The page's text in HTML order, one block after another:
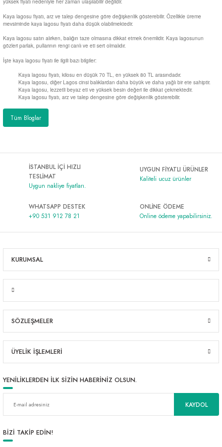
Kaya lagosu fiyatı, arz ve talep dengesine göre değişkenlik gösterebilir. Özellikle üreme
mevsiminde kaya lagosu fiyatı daha düşük olabilmektedir.
Kaya lagosu satın alırken, balığın taze olmasına dikkat etmek önemlidir. Kaya lagosunun
gözleri parlak, pullarının rengi canlı ve eti sert olmalıdır.
İşte kaya lagosu fiyatı ile ilgili bazı bilgiler:
Kaya lagosu fiyatı, kilosu en düşük 70 TL, en yüksek 80 TL arasındadır.
Kaya lagosu, diğer Lagos cinsi balıklardan daha büyük ve daha yağlı bir ete sahiptir.
Kaya lagosu, lezzetli beyaz eti ve yüksek besin değeri ile dikkat çekmektedir.
Kaya lagosu fiyatı, arz ve talep dengesine göre değişkenlik gösterebilir.
Tüm Bloglar
İSTANBUL İÇİ HIZLI
TESLİMAT
Uygun nakliye fiyatları.
UYGUN FİYATLI ÜRÜNLER
Kaliteli ucuz ürünler
WHATSAPP DESTEK
+90 531 912 78 21
ONLİNE ÖDEME
Online ödeme yapabilirsiniz.
KURUMSAL
SÖZLEŞMELER
ÜYELİK İŞLEMLERİ
YENİLİKLERDEN İLK SİZİN HABERİNİZ OLSUN.
KAYDOL
BİZİ TAKİP EDİN!